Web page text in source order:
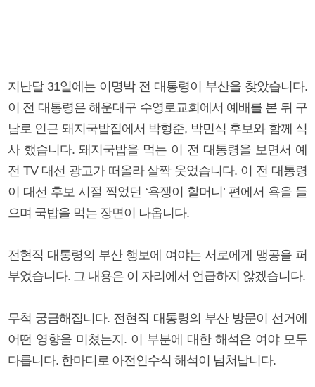
지난달 31일에는 이명박 전 대통령이 부산을 찾았습니다.
이 전 대통령은 해운대구 수영로교회에서 예배를 본 뒤 구
남로 인근 돼지국밥집에서 박형준, 박민식 후보와 함께 식
사 했습니다. 돼지국밥을 먹는 이 전 대통령을 보면서 예
전 TV 대선 광고가 떠올라 살짝 웃었습니다. 이 전 대통령
이 대선 후보 시절 찍었던 ‘욕쟁이 할머니’ 편에서 욕을 들
으며 국밥을 먹는 장면이 나옵니다.
전현직 대통령의 부산 행보에 여야는 서로에게 맹공을 퍼
부었습니다. 그 내용은 이 자리에서 언급하지 않겠습니다.
무척 궁금해집니다. 전현직 대통령의 부산 방문이 선거에
어떤 영향을 미쳤는지. 이 부분에 대한 해석은 여야 모두
다릅니다. 한마디로 아전인수식 해석이 넘쳐납니다.